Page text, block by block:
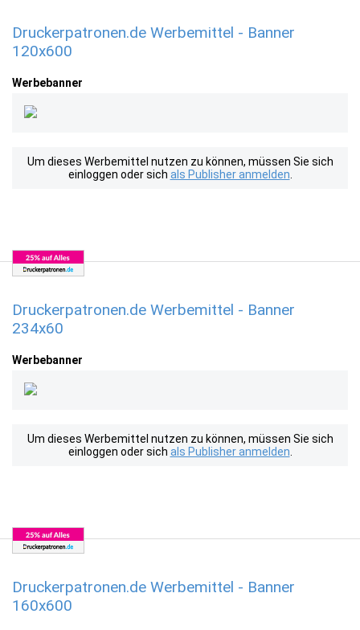
Druckerpatronen.de Werbemittel - Banner
120x600
Werbebanner
Um dieses Werbemittel nutzen zu können, müssen Sie sich
einloggen oder sich als Publisher anmelden
Druckerpatronen.de Werbemittel - Banner
234x60
Werbebanner
Um dieses Werbemittel nutzen zu können, müssen Sie sich
einloggen oder sich als Publisher anmelden
Druckerpatronen.de Werbemittel - Banner
160x600